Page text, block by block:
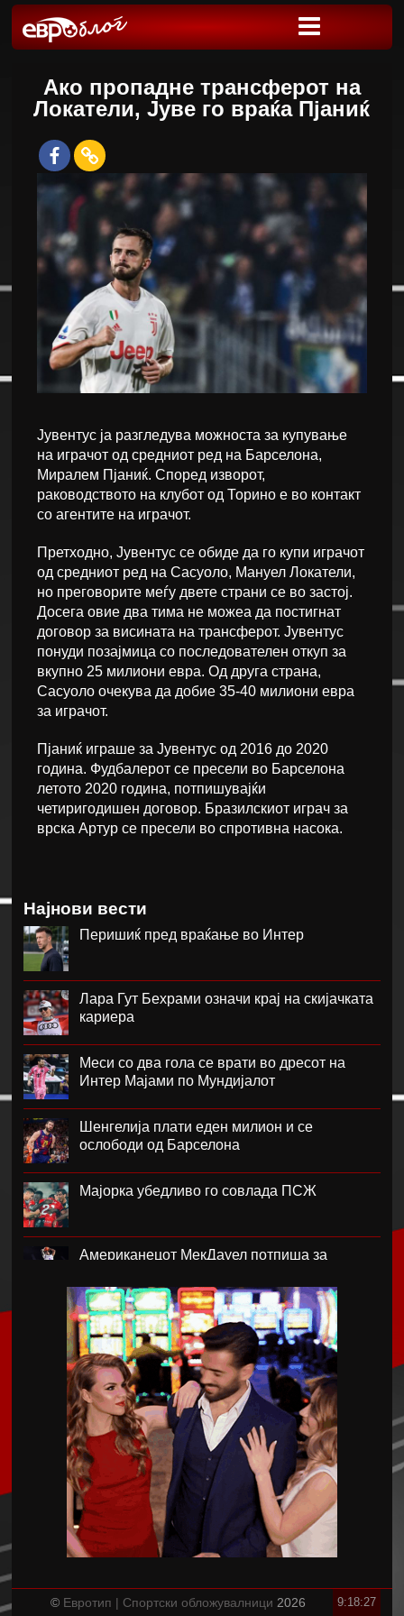
Ако пропадне трансферот на
Локатели, Јуве го враќа Пјаниќ
Јувентус ја разгледува можноста за купување
на играчот од средниот ред на Барселона,
Миралем Пјаниќ. Според изворот,
раководството на клубот од Торино е во контакт
со агентите на играчот.
Претходно, Јувентус се обиде да го купи играчот
од средниот ред на Сасуоло, Мануел Локатели,
но преговорите меѓу двете страни се во застој.
Досега овие два тима не можеа да постигнат
договор за висината на трансферот. Јувентус
понуди позајмица со последователен откуп за
вкупно 25 милиони евра. Од друга страна,
Сасуоло очекува да добие 35-40 милиони евра
за играчот.
Пјаниќ играше за Јувентус од 2016 до 2020
година. Фудбалерот се пресели во Барселона
летото 2020 година, потпишувајќи
четиригодишен договор. Бразилскиот играч за
врска Артур се пресели во спротивна насока.
Најнови вести
Перишиќ пред враќање во Интер
Лара Гут Бехрами означи крај на скијачката
кариера
Меси со два гола се врати во дресот на
Интер Мајами по Мундијалот
Шенгелија плати еден милион и се
ослободи од Барселона
Мајорка убедливо го совлада ПСЖ
Американецот МекДауел потпиша за
Проблемите надминати, Реал го договори
Диоманде
Мекгрегор: Моето колено е уништено
Германецот Јаисле е нов менаџер на
Њукасл
Пелистер ги продолжи договорите со
Созовски и Марковски
9:18:27
© Евротип | Спортски обложувалници 2026